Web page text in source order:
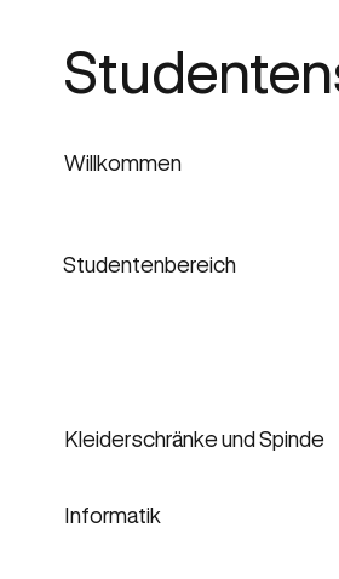
Willkommen
Studentenbereich
Kleiderschränke und Spinde
Informatik